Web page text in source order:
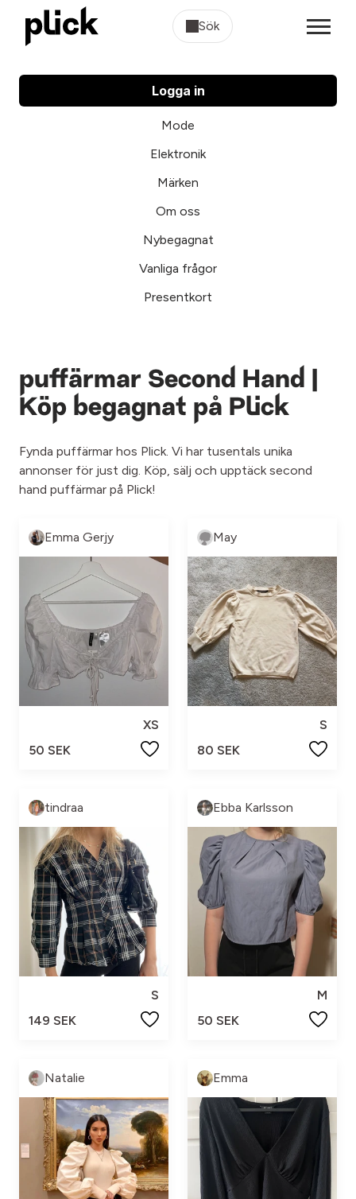
Sök
Logga in
Mode
Elektronik
Märken
Om oss
Nybegagnat
Vanliga frågor
Presentkort
puffärmar Second Hand |
Köp begagnat på Plick
Fynda puffärmar hos Plick. Vi har tusentals unika
annonser för just dig. Köp, sälj och upptäck second
hand puffärmar på Plick!
Emma Gerjy
XS
50 SEK
May
S
80 SEK
tindraa
S
149 SEK
Ebba Karlsson
M
50 SEK
Natalie Emma